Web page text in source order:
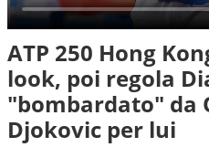
ATP 250 Hong
look, poi regola
"bombardato" da
Djokovic per lui